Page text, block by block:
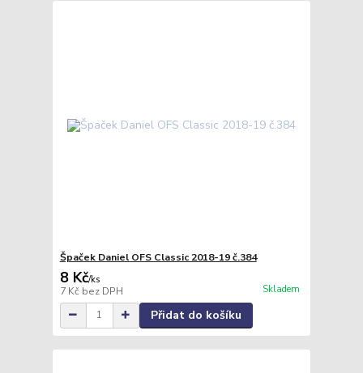
Špaček Daniel OFS Classic 2018-19 č.384
8 Kč/ks
7 Kč bez DPH Skladem
Přidat do košíku